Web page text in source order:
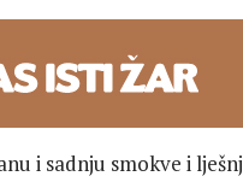
i sadnju smokve i